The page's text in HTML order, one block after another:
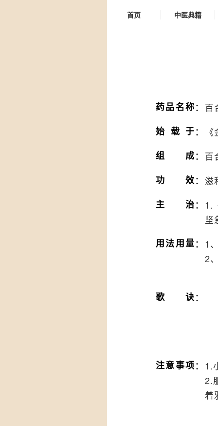
首页 中医典籍
药品名称： 百
始载于：
组成： 百
功效： 滋
主治： 1.
坚
用法用量： 1
2
歌诀：
注意事项： 1.
2.
着